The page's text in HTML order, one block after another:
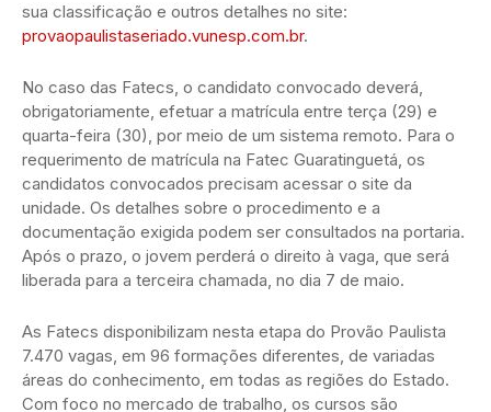
sua classificação e outros detalhes no site:
provaopaulistaseriado.vunesp.com.br.
No caso das Fatecs, o candidato convocado deverá,
obrigatoriamente, efetuar a matrícula entre terça (29) e
quarta-feira (30), por meio de um sistema remoto. Para o
requerimento de matrícula na Fatec Guaratinguetá, os
candidatos convocados precisam acessar o site da
unidade. Os detalhes sobre o procedimento e a
documentação exigida podem ser consultados na portaria.
Após o prazo, o jovem perderá o direito à vaga, que será
liberada para a terceira chamada, no dia 7 de maio.
As Fatecs disponibilizam nesta etapa do Provão Paulista
7.470 vagas, em 96 formações diferentes, de variadas
áreas do conhecimento, em todas as regiões do Estado.
Com foco no mercado de trabalho, os cursos são